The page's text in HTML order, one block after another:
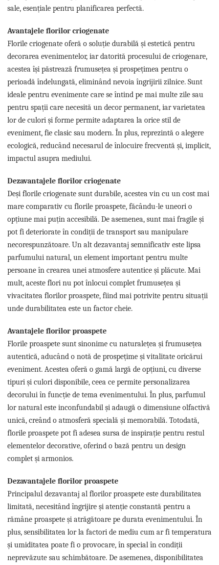
sale, esențiale pentru planificarea perfectă.
Avantajele florilor criogenate
Florile criogenate oferă o soluție durabilă și estetică pentru
decorarea evenimentelor, iar datorită procesului de criogenare,
acestea își păstrează frumusețea și prospețimea pentru o
perioadă îndelungată, eliminând nevoia îngrijirii zilnice. Sunt
ideale pentru evenimente care se întind pe mai multe zile sau
pentru spații care necesită un decor permanent, iar varietatea
lor de culori și forme permite adaptarea la orice stil de
eveniment, fie clasic sau modern. În plus, reprezintă o alegere
ecologică, reducând necesarul de înlocuire frecventă și, implicit,
impactul asupra mediului.
Dezavantajele florilor criogenate
Deși florile criogenate sunt durabile, acestea vin cu un cost mai
mare comparativ cu florile proaspete, făcându-le uneori o
opțiune mai puțin accesibilă. De asemenea, sunt mai fragile și
pot fi deteriorate în condiții de transport sau manipulare
necorespunzătoare. Un alt dezavantaj semnificativ este lipsa
parfumului natural, un element important pentru multe
persoane în crearea unei atmosfere autentice și plăcute. Mai
mult, aceste flori nu pot înlocui complet frumusețea și
vivacitatea florilor proaspete, fiind mai potrivite pentru situații
unde durabilitatea este un factor cheie.
Avantajele florilor proaspete
Florile proaspete sunt sinonime cu naturalețea și frumusețea
autentică, aducând o notă de prospețime și vitalitate oricărui
eveniment. Acestea oferă o gamă largă de opțiuni, cu diverse
tipuri și culori disponibile, ceea ce permite personalizarea
decorului în funcție de tema evenimentului. În plus, parfumul
lor natural este inconfundabil și adaugă o dimensiune olfactivă
unică, creând o atmosferă specială și memorabilă. Totodată,
florile proaspete pot fi adesea sursa de inspirație pentru restul
elementelor decorative, oferind o bază pentru un design
complet și armonios.
Dezavantajele florilor proaspete
Principalul dezavantaj al florilor proaspete este durabilitatea
limitată, necesitând îngrijire și atenție constantă pentru a
rămâne proaspete și atrăgătoare pe durata evenimentului. În
plus, sensibilitatea lor la factori de mediu cum ar fi temperatura
și umiditatea poate fi o provocare, în special în condiții
neprevăzute sau schimbătoare. De asemenea, disponibilitatea